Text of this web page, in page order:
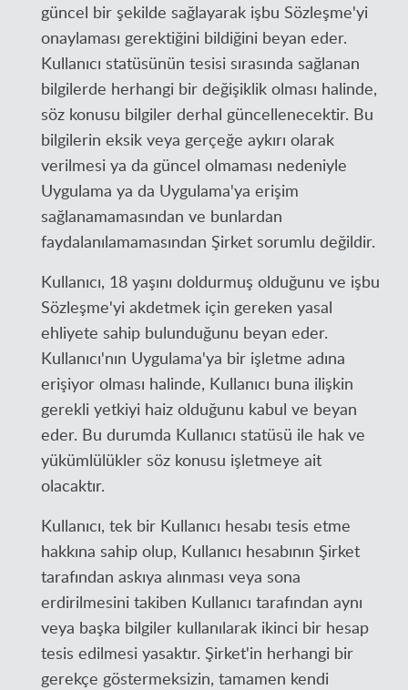
güncel bir şekilde sağlayarak işbu Sözleşme'yi
onaylaması gerektiğini bildiğini beyan eder.
Kullanıcı statüsünün tesisi sırasında sağlanan
bilgilerde herhangi bir değişiklik olması halinde,
söz konusu bilgiler derhal güncellenecektir. Bu
bilgilerin eksik veya gerçeğe aykırı olarak
verilmesi ya da güncel olmaması nedeniyle
Uygulama ya da Uygulama'ya erişim
sağlanamamasından ve bunlardan
faydalanılamamasından Şirket sorumlu değildir.
Kullanıcı, 18 yaşını doldurmuş olduğunu ve işbu
Sözleşme'yi akdetmek için gereken yasal
ehliyete sahip bulunduğunu beyan eder.
Kullanıcı'nın Uygulama'ya bir işletme adına
erişiyor olması halinde, Kullanıcı buna ilişkin
gerekli yetkiyi haiz olduğunu kabul ve beyan
eder. Bu durumda Kullanıcı statüsü ile hak ve
yükümlülükler söz konusu işletmeye ait
olacaktır.
Kullanıcı, tek bir Kullanıcı hesabı tesis etme
hakkına sahip olup, Kullanıcı hesabının Şirket
tarafından askıya alınması veya sona
erdirilmesini takiben Kullanıcı tarafından aynı
veya başka bilgiler kullanılarak ikinci bir hesap
tesis edilmesi yasaktır. Şirket'in herhangi bir
gerekçe göstermeksizin, tamamen kendi